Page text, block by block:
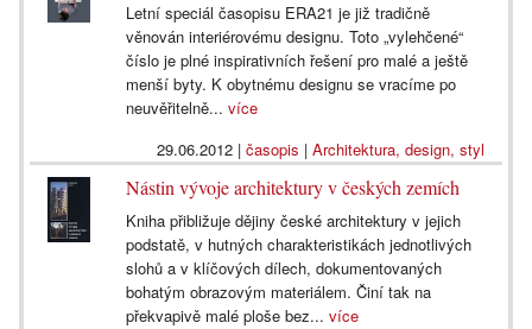
Letní speciál časopisu ERA21 je již tradičně
věnován interiérovému designu. Toto „vylehčené“
číslo je plné inspirativních řešení pro malé a ještě
menší byty. K obytnému designu se vracíme po
neuvěřitelně...více
29.06.2012| časopis | Architektura, design, styl
Nástin vývoje architektury v českých zemích
Kniha přibližuje dějiny české architektury v jejich
podstatě, v hutných charakteristikách jednotlivých
slohů a v klíčových dílech, dokumentovaných
bohatým obrazovým materiálem. Činí tak na
překvapivě malé ploše bez...více